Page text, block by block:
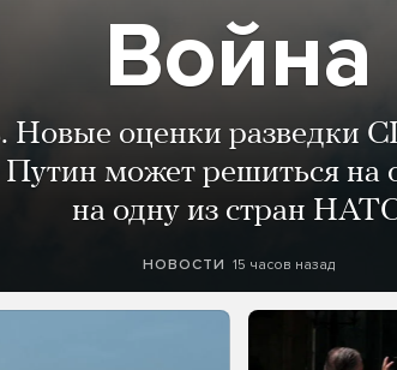
Война
Новые оценки разведки
Путин может решиться на
на одну из стран
НОВОСТИ 15 часов назад